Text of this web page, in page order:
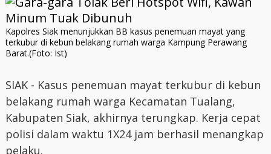
Kapolres Siak menunjukkan BB kasus penemuan mayat yang
terkubur di kebun belakang rumah warga Kampung Perawang
Barat.(Foto: Ist)
SIAK - Kasus penemuan mayat terkubur di kebun
belakang rumah warga Kecamatan Tualang,
Kabupaten Siak, akhirnya terungkap. Kerja cepat
polisi dalam waktu 1X24 jam berhasil menangkap
pelaku.